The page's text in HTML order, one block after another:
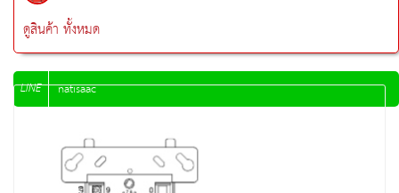
ดูสินค้า ทั้งหมด
LINE natisaac